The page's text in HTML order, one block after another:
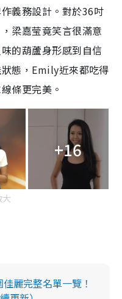
義務設計。對於36吋
梁嘉莹竟笑言很滿意
的葫蘆身形感到自信
態，Emily近來都吃得
條更完美。
+16
麗完整名單一覽！